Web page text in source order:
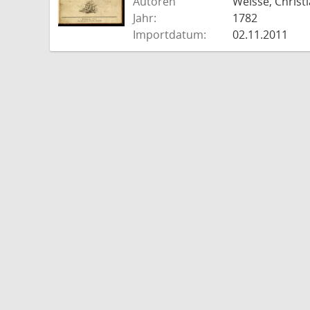
Jahr:
1782
Importdatum:
02.11.2011